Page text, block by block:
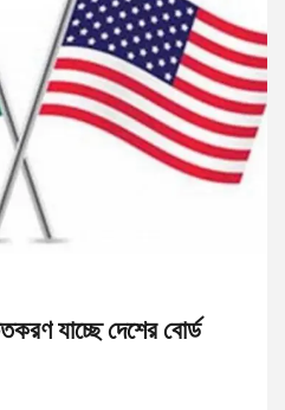
যাচ্ছে দেশের বোর্ড